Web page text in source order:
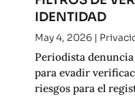
IDENTIDAD
May 4, 2026|
Periodista
para evadir
riesgos para el